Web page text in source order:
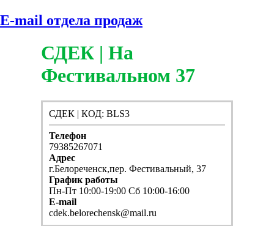
E-mail отдела продаж
СДЕК | На
Фестивальном 37
СДЕК | КОД: BLS3
Телефон
79385267071
Адрес
г.Белореченск,пер. Фестивальный, 37
График работы
Пн-Пт 10:00-19:00 Сб 10:00-16:00
E-mail
cdek.belorechensk@mail.ru